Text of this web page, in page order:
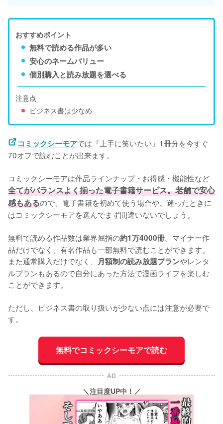
おすすめポイント
無料で読める作品が多い
安心のネームバリュー
個別購入と読み放題を選べる
注意点
ビジネス書は少なめ
コミックシーモアでは『上手に笑いたい』1冊分を今すぐ
70オフで読むことが出来ます。
コミックシーモアは作品ラインナップ・お得感・機能性など
全てがバランスよく揃った電子書籍サービス。老舗で安心
感もあるので、電子書籍を初めて使う場合や、迷ったときに
はコミックシーモアを選んでまず間違いないでしょう。
無料で読める作品数は業界屈指の約1万4000冊。マイナー作
品だけでなく、有名作品も一部無料で読むことができます。
また通常購入だけでなく、 月額制の読み放題プランやレンタ
ルプランもあるので自分にあった方法で漫画ライフを楽しむ
ことができます。
ただし、ビジネス書の取り扱いが少ない点には注意が必要で
す。
無料でコミックシーモアで読む
AD
＼注目度UP中！／